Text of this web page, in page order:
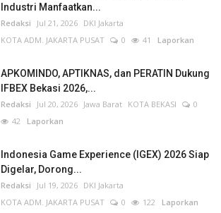
Industri Manfaatkan...
Redaksi Jul 21, 2026 DKI Jakarta
KOTA ADM. JAKARTA PUSAT
0 41 Laporkan
APKOMINDO, APTIKNAS, dan PERATIN Dukung
IFBEX Bekasi 2026,...
Redaksi Jul 20, 2026 Jawa Barat KOTA BEKASI
0
42 Laporkan
Indonesia Game Experience (IGEX) 2026 Siap
Digelar, Dorong...
Redaksi Jul 19, 2026 DKI Jakarta
KOTA ADM. JAKARTA PUSAT
0 122 Laporkan